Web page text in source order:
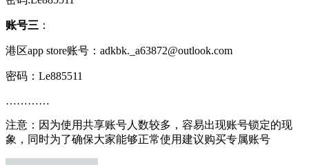
账号三 ：
港区app store账号：adkbk._a63872@outlook.com
密码：Le885511
…………
注意：因为使用共享账号人数较多，容易出现账号锁定的现
象，同时为了确保大家能够正常使用建议购买专属账号